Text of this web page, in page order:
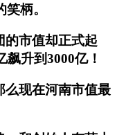
柄。
的市值却正式起
升到3000亿！
么现在河南市值最